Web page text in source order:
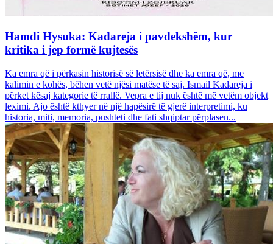
Hamdi Hysuka: Kadareja i pavdekshëm, kur
kritika i jep formë kujtesës
Ka emra që i përkasin historisë së letërsisë dhe ka emra që, me
kalimin e kohës, bëhen vetë njësi matëse të saj. Ismail Kadareja i
përket kësaj kategorie të rrallë. Vepra e tij nuk është më vetëm objekt
leximi. Ajo është kthyer në një hapësirë të gjerë interpretimi, ku
historia, miti, memoria, pushteti dhe fati shqiptar përplasen...